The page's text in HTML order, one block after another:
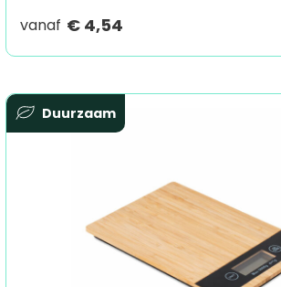
vanaf € 4,54
Duurzaam